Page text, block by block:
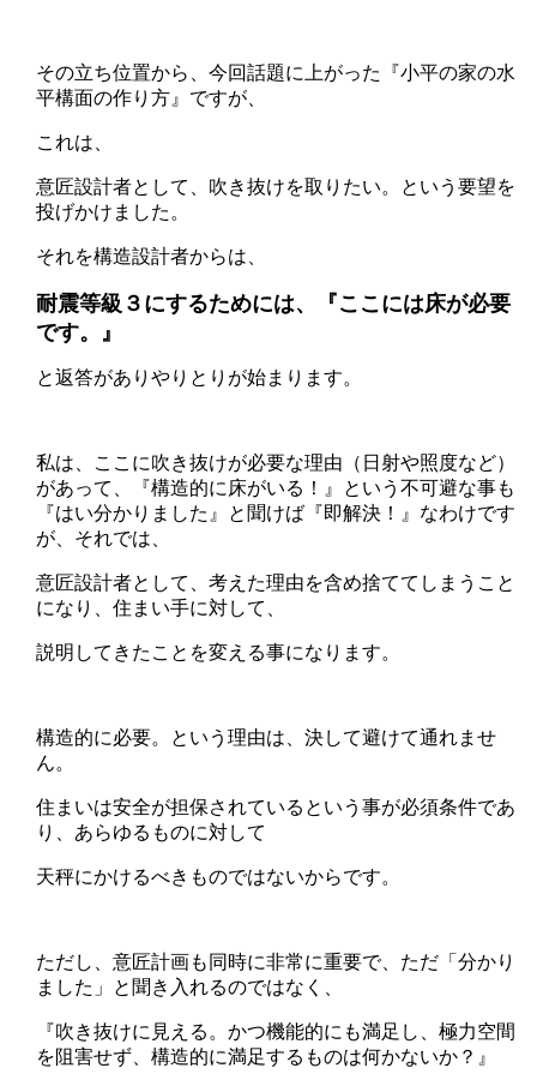
その立ち位置から、今回話題に上がった『小平の家の水
平構面の作り方』ですが、
これは、
意匠設計者として、吹き抜けを取りたい。という要望を
投げかけました。
それを構造設計者からは、
耐震等級３にするためには、『ここには床が必要
です。』
と返答がありやりとりが始まります。
私は、ここに吹き抜けが必要な理由（日射や照度など）
があって、『構造的に床がいる！』という不可避な事も
『はい分かりました』と聞けば『即解決！』なわけです
が、それでは、
意匠設計者として、考えた理由を含め捨ててしまうこと
になり、住まい手に対して、
説明してきたことを変える事になります。
構造的に必要。という理由は、決して避けて通れませ
ん。
住まいは安全が担保されているという事が必須条件であ
り、あらゆるものに対して
天秤にかけるべきものではないからです。
ただし、意匠計画も同時に非常に重要で、ただ「分かり
ました」と聞き入れるのではなく、
『吹き抜けに見える。かつ機能的にも満足し、極力空間
を阻害せず、構造的に満足するものは何かないか？』